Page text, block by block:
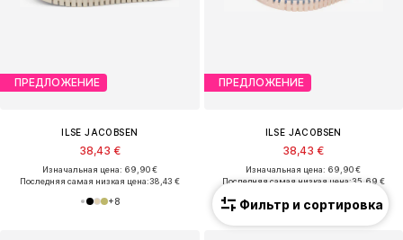
ПРЕДЛОЖЕНИЕ
ILSE JACOBSEN
38,43 €
Изначальная цена: 69,90 €
Последняя самая низкая цена:38,43 €
+8
ПРЕДЛОЖЕНИЕ
ILSE JACOBSEN
38,43 €
Изначальная цена: 69,90 €
Последняя самая низкая цена:35,69 €
+8
Фильтр и сортировка